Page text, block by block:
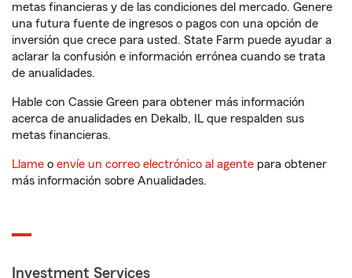
metas financieras y de las condiciones del mercado. Genere
una futura fuente de ingresos o pagos con una opción de
inversión que crece para usted. State Farm puede ayudar a
aclarar la confusión e información errónea cuando se trata
de anualidades.
Hable con Cassie Green para obtener más información
acerca de anualidades en Dekalb, IL que respalden sus
metas financieras.
Llame o envíe un correo electrónico al agente para obtener
más información sobre Anualidades.
Investment Services